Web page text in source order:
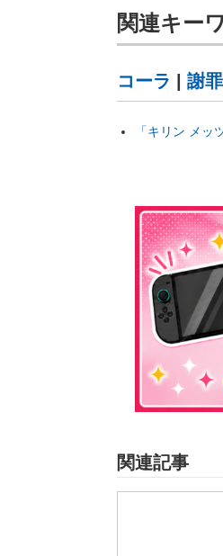
関連キー
コーラ 謝罪
「キリン メ
関連記事